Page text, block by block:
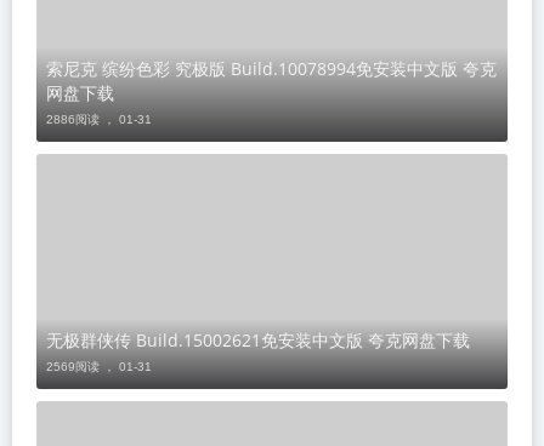
索尼克 缤纷色彩 究极版 Build.10078994免安装中文版 夸克
网盘下载
2886阅读 ， 01-31
无极群侠传 Build.15002621免安装中文版 夸克网盘下载
2569阅读 ， 01-31